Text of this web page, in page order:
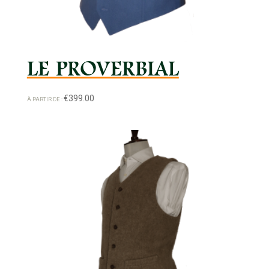
LE PROVERBIAL
À PARTIR DE :€399.00